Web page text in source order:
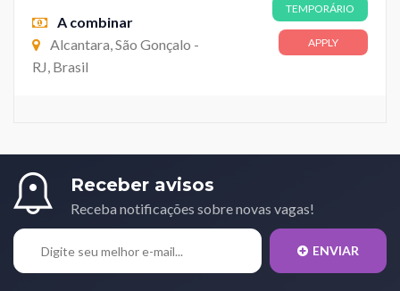
A combinar
Alcantara, São Gonçalo -
RJ, Brasil
TEMPORÁRIO
APPLY
Receber avisos
Receba notificações sobre novas vagas!
ENVIAR